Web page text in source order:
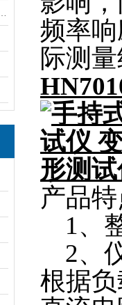
频率
际测
产品
1、
2、
根据